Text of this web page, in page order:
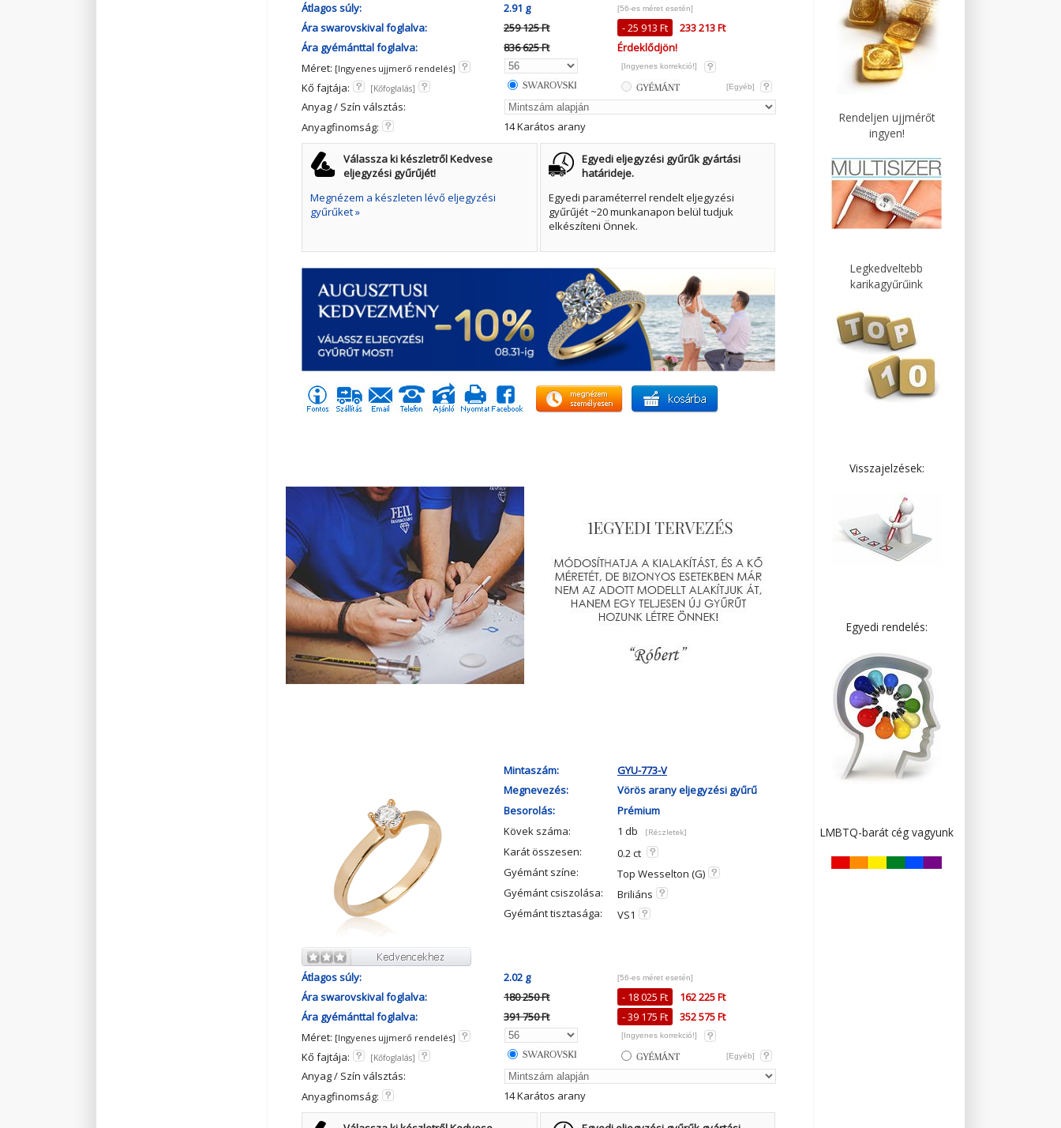
Átlagos súly: 2.91 g [56-es méret esetén]
Ára swarovskival foglalva: 259 125 Ft - 25 913 Ft
233 213 Ft
Ára gyémánttal foglalva:
836 625 Ft
Érdeklődjön!
Méret: [Ingyenes ujjmerő rendelés] [Ingyenes korrekció!]
Kő fajtája: [Kőfoglalás] [Egyéb]
Anyag / Szín válsztás:
Anyagfinomság:
14 Karátos arany
Válassza ki készletről Kedvese
eljegyzési gyűrűjét!
Megnézem a készleten lévő eljegyzési
gyűrűket »
Egyedi eljegyzési gyűrűk gyártási
határideje.
Egyedi paraméterrel rendelt eljegyzési
gyűrűjét ~20 munkanapon belül tudjuk
elkészíteni Önnek.
Mintaszám:
GYU-773-V
Megnevezés:
Vörös arany eljegyzési gyűrű
Besorolás:
Prémium
Kövek száma:
1 db [Részletek]
Karát összesen:
0.2 ct
Gyémánt színe:
Top Wesselton (G)
Gyémánt csiszolása:
Briliáns
Gyémánt tisztasága:
VS1
Átlagos súly: 2.02 g [56-es méret esetén]
Ára swarovskival foglalva: 180 250 Ft - 18 025 Ft
162 225 Ft
Ára gyémánttal foglalva:
391 750 Ft - 39 175 Ft
352 575 Ft
Méret: [Ingyenes ujjmerő rendelés] [Ingyenes korrekció!]
Kő fajtája: [Kőfoglalás] [Egyéb]
Anyag / Szín válsztás:
Anyagfinomság:
14 Karátos arany
Rendeljen ujjmérőt
ingyen!
Legkedveltebb
karikagyűrűink
Visszajelzések:
Egyedi rendelés:
LMBTQ-barát cég vagyunk